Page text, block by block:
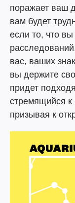
поражает ваш
вам будет
если то, что
вас, ваших
вы держите
придет
стремящийся к
призывая к